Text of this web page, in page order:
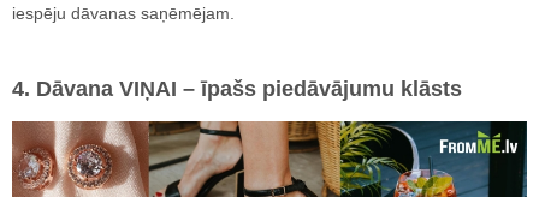
iespēju dāvanas saņēmējam.
4. Dāvana VIŅAI – īpašs piedāvājumu klāsts